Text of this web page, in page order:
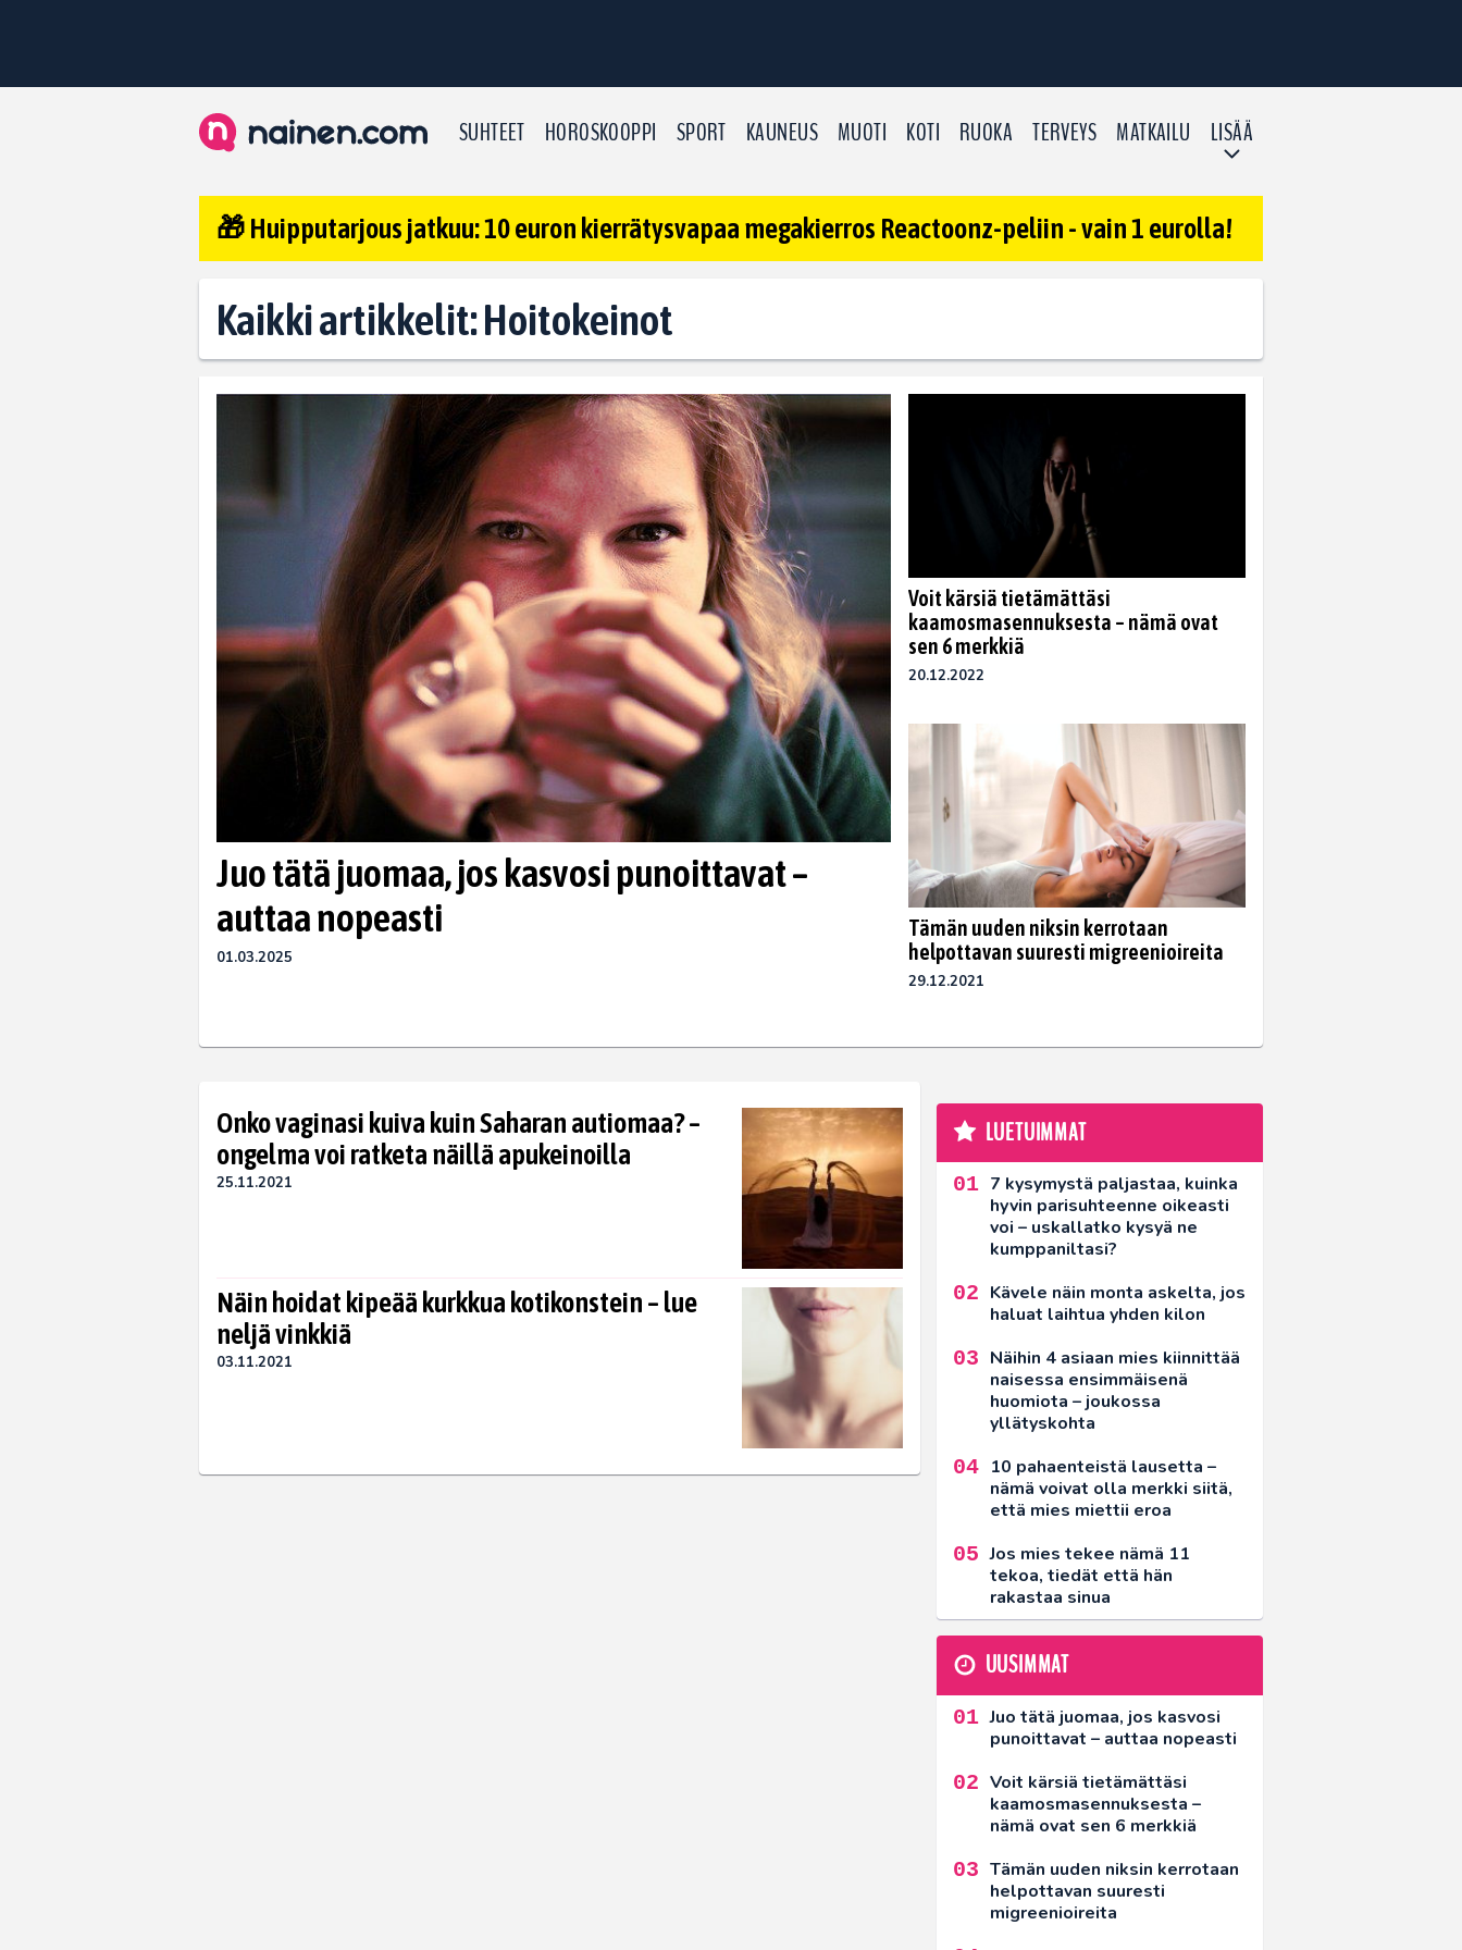
SUHTEET HOROSKOOPPI SPORT KAUNEUS MUOTI KOTI RUOKA TERVEYS MATKAILU LISÄÄ
🎁 Huipputarjous jatkuu: 10 euron kierrätysvapaa megakierros Reactoonz-peliin - vain 1 eurolla!
Kaikki artikkelit: Hoitokeinot
Juo tätä juomaa, jos kasvosi punoittavat –
auttaa nopeasti
01.03.2025
Voit kärsiä tietämättäsi
kaamosmasennuksesta – nämä ovat
sen 6 merkkiä
20.12.2022
Tämän uuden niksin kerrotaan
helpottavan suuresti migreenioireita
29.12.2021
Onko vaginasi kuiva kuin Saharan autiomaa? –
ongelma voi ratketa näillä apukeinoilla
25.11.2021
Näin hoidat kipeää kurkkua kotikonstein – lue
neljä vinkkiä
03.11.2021
LUETUIMMAT
7 kysymystä paljastaa, kuinka
hyvin parisuhteenne oikeasti
voi – uskallatko kysyä ne
kumppaniltasi?
Kävele näin monta askelta, jos
haluat laihtua yhden kilon
Näihin 4 asiaan mies kiinnittää
naisessa ensimmäisenä
huomiota – joukossa
yllätyskohta
10 pahaenteistä lausetta –
nämä voivat olla merkki siitä,
että mies miettii eroa
Jos mies tekee nämä 11
tekoa, tiedät että hän
rakastaa sinua
UUSIMMAT
Juo tätä juomaa, jos kasvosi
punoittavat – auttaa nopeasti
Voit kärsiä tietämättäsi
kaamosmasennuksesta –
nämä ovat sen 6 merkkiä
Tämän uuden niksin kerrotaan
helpottavan suuresti
migreenioireita